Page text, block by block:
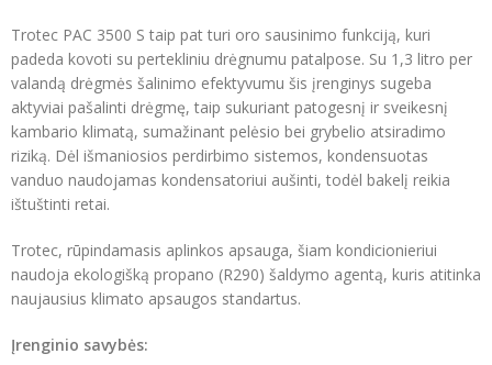
Trotec PAC 3500 S taip pat turi oro sausinimo funkciją, kuri
padeda kovoti su pertekliniu drėgnumu patalpose. Su 1,3 litro per
valandą drėgmės šalinimo efektyvumu šis įrenginys sugeba
aktyviai pašalinti drėgmę, taip sukuriant patogesnį ir sveikesnį
kambario klimatą, sumažinant pelėsio bei grybelio atsiradimo
riziką. Dėl išmaniosios perdirbimo sistemos, kondensuotas
vanduo naudojamas kondensatoriui aušinti, todėl bakelį reikia
ištuštinti retai.
Trotec, rūpindamasis aplinkos apsauga, šiam kondicionieriui
naudoja ekologišką propano (R290) šaldymo agentą, kuris atitinka
naujausius klimato apsaugos standartus.
Įrenginio savybės: